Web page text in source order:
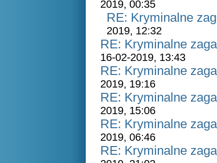
2019, 00:35
RE: Kryminalne
2019, 12:32
RE: Kryminalne
16-02-2019, 13:43
RE: Kryminalne
2019, 19:16
RE: Kryminalne
2019, 15:06
RE: Kryminalne
2019, 06:46
RE: Kryminalne